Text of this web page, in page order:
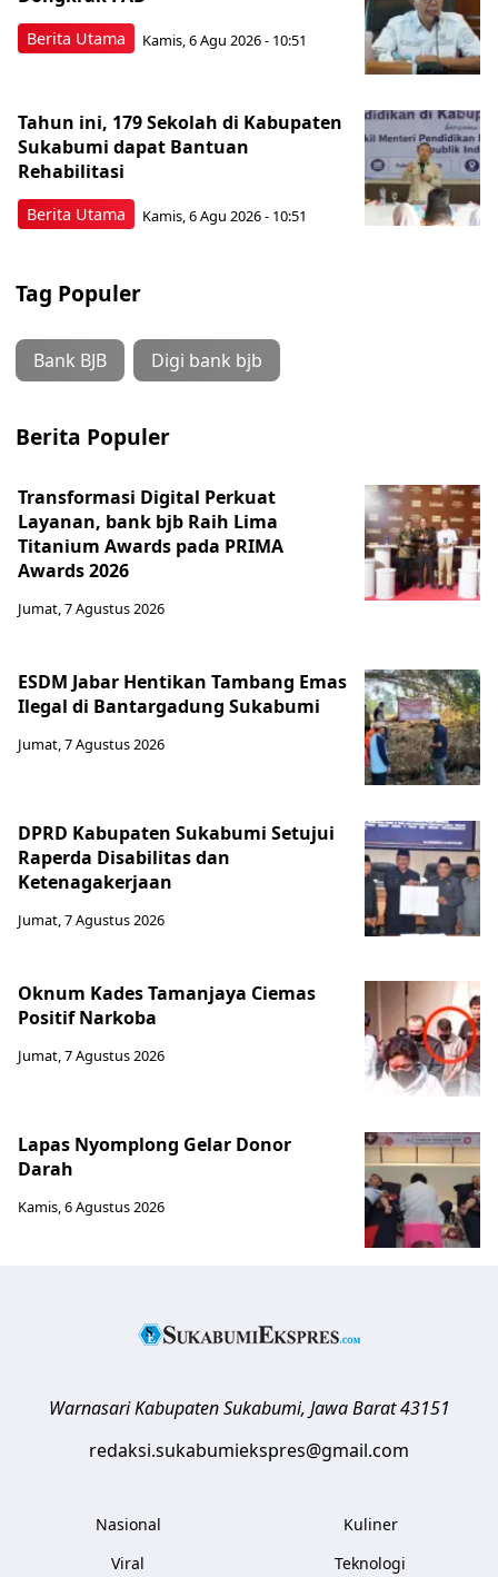
Berita Utama Kamis, 6 Agu 2026 - 10:51
Berita Utama
Tahun ini, 179 Sekolah di Kabupaten
Sukabumi dapat Bantuan
Rehabilitasi
Kamis, 6 Agu 2026 - 10:51
Tag Populer
Bank BJB Digi bank bjb
Berita Populer
Transformasi Digital Perkuat
Layanan, bank bjb Raih Lima
Titanium Awards pada PRIMA
Awards 2026
Jumat, 7 Agustus 2026
ESDM Jabar Hentikan Tambang Emas
Ilegal di Bantargadung Sukabumi
Jumat, 7 Agustus 2026
DPRD Kabupaten Sukabumi Setujui
Raperda Disabilitas dan
Ketenagakerjaan
Jumat, 7 Agustus 2026
Oknum Kades Tamanjaya Ciemas
Positif Narkoba
Jumat, 7 Agustus 2026
Lapas Nyomplong Gelar Donor
Darah
Kamis, 6 Agustus 2026
Warnasari Kabupaten Sukabumi, Jawa Barat 43151
redaksi.sukabumiekspres@gmail.com
Nasional
Viral
Kuliner
Teknologi